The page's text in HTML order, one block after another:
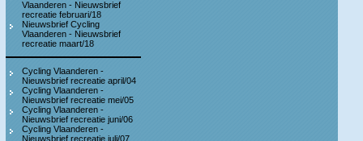
Vlaanderen - Nieuwsbrief
recreatie februari/18
Nieuwsbrief Cycling
Vlaanderen - Nieuwsbrief
recreatie maart/18
Cycling Vlaanderen -
Nieuwsbrief recreatie april/04
Cycling Vlaanderen -
Nieuwsbrief recreatie mei/05
Cycling Vlaanderen -
Nieuwsbrief recreatie juni/06
Cycling Vlaanderen -
Nieuwsbrief recreatie juli/07